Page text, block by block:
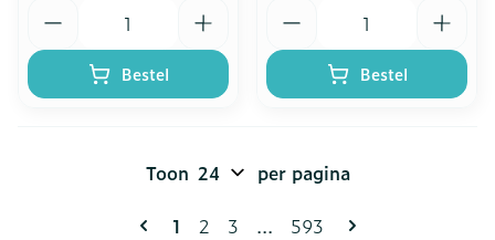
Bestel Bestel
Pagina's
U lees momenteel pagina
1 Pagina
2 Pagina
3 ... Pagina
593
Toon per pagina